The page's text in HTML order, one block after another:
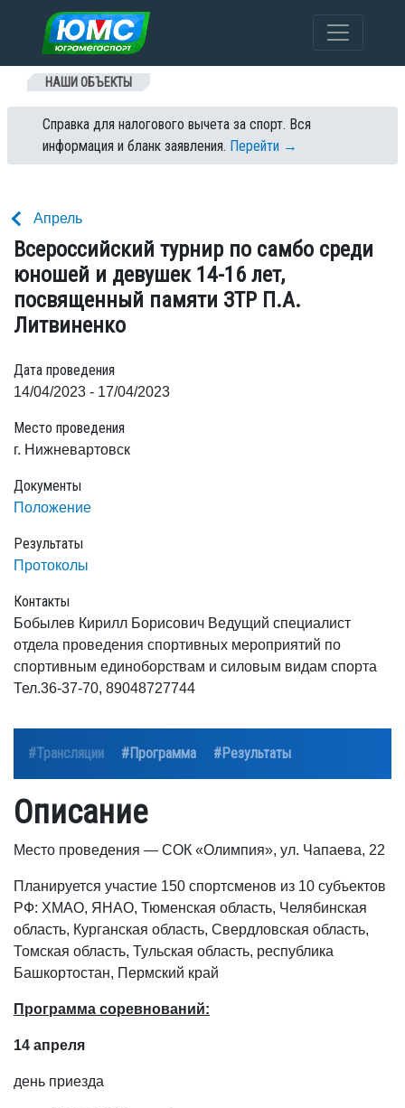
Перейти к содержанию
НАШИ ОБЪЕКТЫ
Справка для налогового вычета за спорт. Вся
информация и бланк заявления. Перейти →
Апрель
Всероссийский турнир по самбо среди
юношей и девушек 14-16 лет,
посвященный памяти ЗТР П.А.
Литвиненко
Дата проведения
14/04/2023 - 17/04/2023
Место проведения
г. Нижневартовск
Документы
Положение
Результаты
Протоколы
Контакты
Бобылев Кирилл Борисович Ведущий специалист
отдела проведения спортивных мероприятий по
спортивным единоборствам и силовым видам спорта
Тел.36-37-70, 89048727744
#Трансляции #Программа #Результаты
Описание
Место проведения — СОК «Олимпия», ул. Чапаева, 22
Планируется участие 150 спортсменов из 10 субъектов
РФ: ХМАО, ЯНАО, Тюменская область, Челябинская
область, Курганская область, Свердловская область,
Томская область, Тульская область, республика
Башкортостан, Пермский край
Программа соревнований:
14 апреля
день приезда